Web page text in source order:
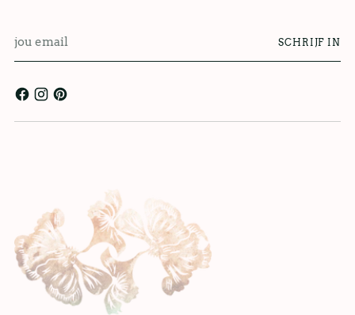
email
SCHRIJF IN